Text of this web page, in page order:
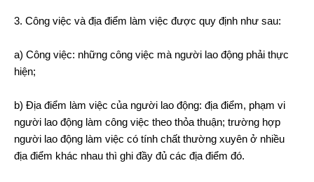
3. Công việc và địa điểm làm việc được quy định như sau:
a) Công việc: những công việc mà người lao động phải thực
hiện;
b) Địa điểm làm việc của người lao động: địa điểm, phạm vi
người lao động làm công việc theo thỏa thuận; trường hợp
người lao động làm việc có tính chất thường xuyên ở nhiều
địa điểm khác nhau thì ghi đầy đủ các địa điểm đó.